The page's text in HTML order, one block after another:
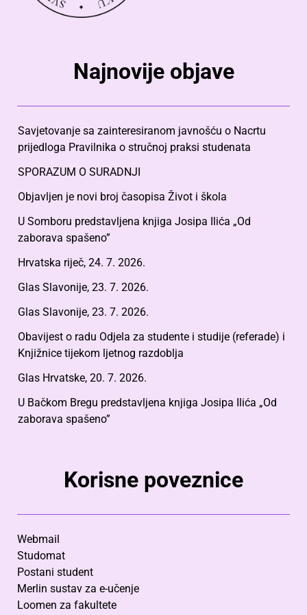
Najnovije objave
Savjetovanje sa zainteresiranom javnošću o Nacrtu
prijedloga Pravilnika o stručnoj praksi studenata
SPORAZUM O SURADNJI
Objavljen je novi broj časopisa Život i škola
U Somboru predstavljena knjiga Josipa Ilića „Od
zaborava spašeno”
Hrvatska riječ, 24. 7. 2026.
Glas Slavonije, 23. 7. 2026.
Glas Slavonije, 23. 7. 2026.
Obavijest o radu Odjela za studente i studije (referade) i
Knjižnice tijekom ljetnog razdoblja
Glas Hrvatske, 20. 7. 2026.
U Bačkom Bregu predstavljena knjiga Josipa Ilića „Od
zaborava spašeno”
Korisne poveznice
Webmail
Studomat
Postani student
Merlin sustav za e-učenje
Loomen za fakultete